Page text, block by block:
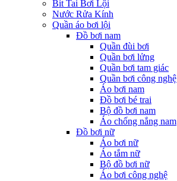
Bit Tai Bơi Lội
Nước Rửa Kính
Quần áo bơi lội
Đồ bơi nam
Quần đùi bơi
Quần bơi lửng
Quần bơi tam giác
Quần bơi công nghệ
Áo bơi nam
Đồ bơi bé trai
Bộ đồ bơi nam
Áo chống nắng nam
Đồ bơi nữ
Áo bơi nữ
Áo tắm nữ
Bộ đồ bơi nữ
Áo bơi công nghệ